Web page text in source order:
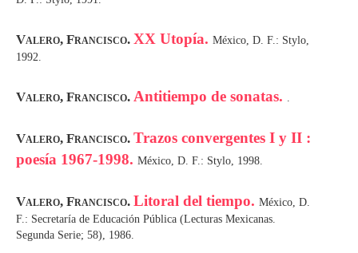
Valero, Francisco. XX Utopía. México, D. F.: Stylo,
1992.
Valero, Francisco. Antitiempo de sonatas. .
Valero, Francisco. Trazos convergentes I y II :
poesía 1967-1998. México, D. F.: Stylo, 1998.
Valero, Francisco. Litoral del tiempo. México, D.
F.: Secretaría de Educación Pública (Lecturas Mexicanas.
Segunda Serie; 58), 1986.